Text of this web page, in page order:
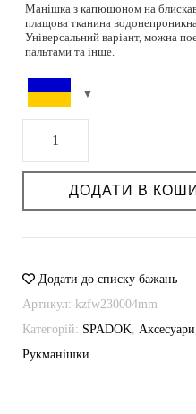
Манішка з капюшоном на
плащова тканина
Універсальний варіант, можна
пальтами та інше.
Склад:
Матеріал: 100% плащова тканина.
Наповнювач: 100% синтетичний
Колір: молочний.
Параметри моделі: 83-60-90,
Підібрати розмір можливо на
РОЗМІРНА СІТКА
Можливість індивідуального
кількість
ДОДАТИ В
Додати до списку бажань
Артикул: kzfw230004mm
Категорій: SPADOK Аксесуари
Рукманішки